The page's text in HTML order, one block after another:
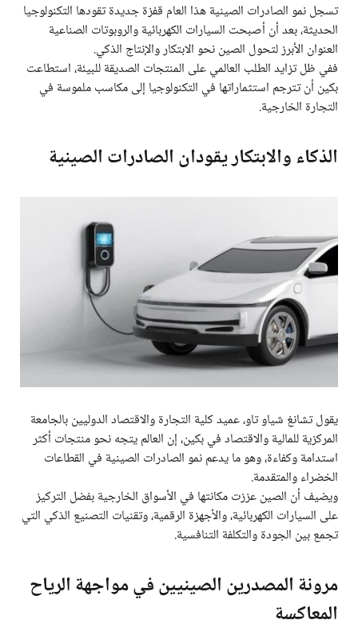
تسجل نمو الصادرات الصينية هذا العام قفزة جديدة تقودها التكنولوجيا
الحديثة، بعد أن أصبحت السيارات الكهربائية والروبوتات الصناعية
العنوان الأبرز لتحول الصين نحو الابتكار والإنتاج الذكي.
ففي ظل تزايد الطلب العالمي على المنتجات الصديقة للبيئة، استطاعت
بكين أن تترجم استثماراتها في التكنولوجيا إلى مكاسب ملموسة في
التجارة الخارجية.
الذكاء والابتكار يقودان الصادرات الصينية
يقول تشانغ شياو تاو، عميد كلية التجارة والاقتصاد الدوليين بالجامعة
المركزية للمالية والاقتصاد في بكين، إن العالم يتجه نحو منتجات أكثر
استدامة وكفاءة، وهو ما يدعم نمو الصادرات الصينية في القطاعات
الخضراء والمتقدمة.
ويضيف أن الصين عززت مكانتها في الأسواق الخارجية بفضل التركيز
على السيارات الكهربائية، والأجهزة الرقمية، وتقنيات التصنيع الذكي التي
تجمع بين الجودة والتكلفة التنافسية.
مرونة المصدرين الصينيين في مواجهة الرياح
المعاكسة